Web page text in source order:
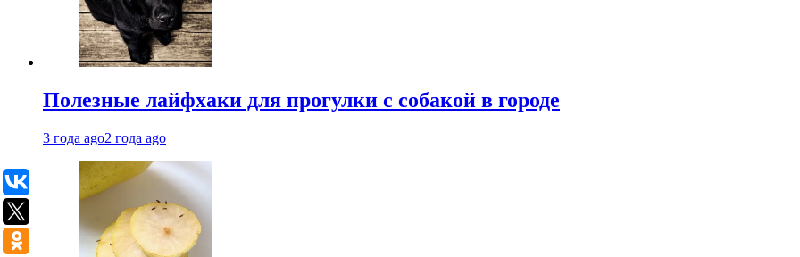
Полезные лайфхаки для прогулки с собакой в городе
3 года ago2 года ago